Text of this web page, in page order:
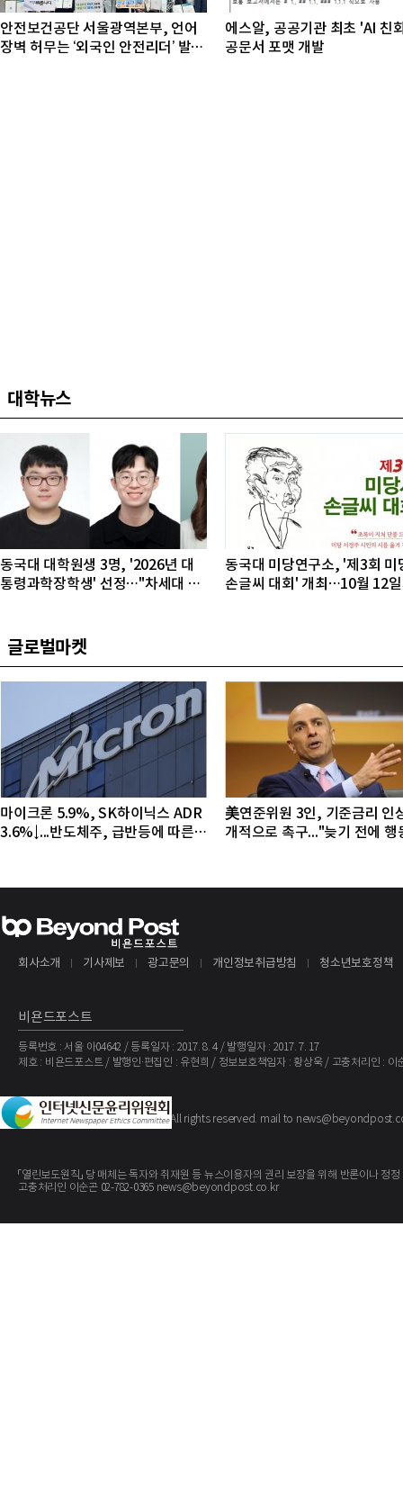
안전보건공단 서울광역본부, 언어
장벽 허무는 ‘외국인 안전리더’ 발대
에스알, 공공기관 최초 'AI 친
공문서 포맷 개발
대학뉴스
동국대 대학원생 3명, '2026년 대
통령과학장학생' 선정…"차세대 연
동국대 미당연구소, '제3회 미
손글씨 대회' 개최…10월 12
글로벌마켓
마이크론 5.9%, SK하이닉스 ADR
3.6%↓...반도체주, 급반등에 따른
美연준위원 3인, 기준금리 인
개적으로 촉구..."늦기 전에 행
회사소개 기사제보 광고문의 개인정보취급방침 청소년보호정책
비욘드포스트
등록번호 : 서울 아04642 / 등록일자 : 2017. 8. 4 / 발행일자 : 2017. 7. 17
제호 : 비욘드포스트 / 발행인·편집인 : 유현희 / 정보보호책임자 : 황상욱 / 고충처리인 : 이
Copyright ©The BeyondPost. All rights reserved. mail to
「열린보도원칙」 당 매체는 독자와 취재원 등 뉴스이용자의 권리 보장을 위해 반론이나
고충처리인 이순곤 02-782-0365 news@beyondpost.co.kr